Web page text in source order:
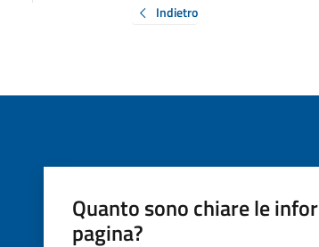
Indietro
Quanto sono chiare le
pagina?